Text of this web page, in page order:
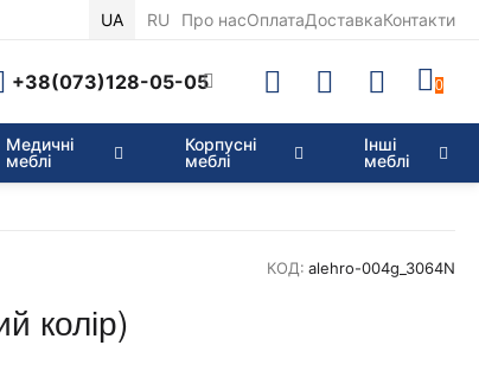
UA RU Про насОплатаДоставкаКонтакти
+38(073)128-05-05 0
Медичні
меблі
Корпусні
меблі
Інші
меблі
КОД: alehro-004g_3064N
колір)